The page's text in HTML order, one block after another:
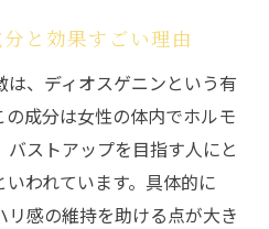
と効果すごい理由
、ディオスゲニンという有
成分は女性の体内でホルモ
ストアップを目指す人にと
われています。具体的に
感の維持を助ける点が大き